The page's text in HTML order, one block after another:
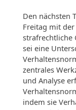
Den nächsten
Freitag mit
strafrechtliche
sei eine
zentrales
und Analyse
indem sie